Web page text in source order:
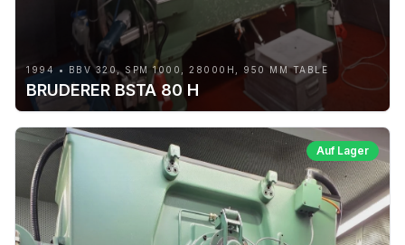
1994 • BBV 320, SPM 1000, 28000H, 950 MM TABLE
BRUDERER BSTA 80 H
Auf Lager